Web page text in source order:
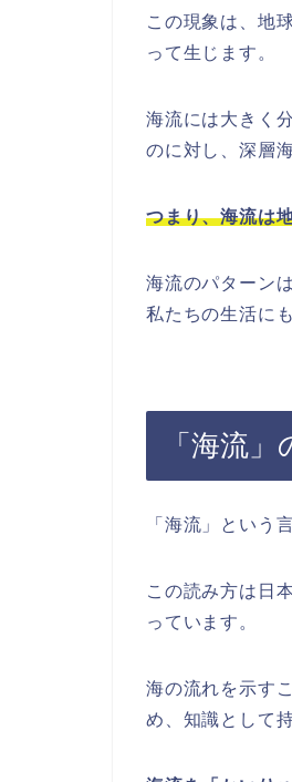
この現象は、地
って生じます。
海流には大きく
のに対し、深層
つまり、海流は
海流のパターン
私たちの生活に
「海流
「海流」という
この読み方は日
っています。
海の流れを示す
め、知識として